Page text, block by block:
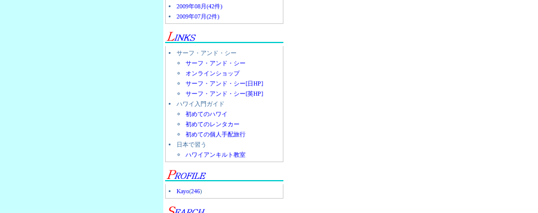
2009年08月(42件)
2009年07月(2件)
サーフ・アンド・シー
サーフ・アンド・シー
オンラインショップ
サーフ・アンド・シー[日HP]
サーフ・アンド・シー[英HP]
ハワイ入門ガイド
初めてのハワイ
初めてのレンタカー
初めての個人手配旅行
日本で習う
ハワイアンキルト教室
Kayo(246)